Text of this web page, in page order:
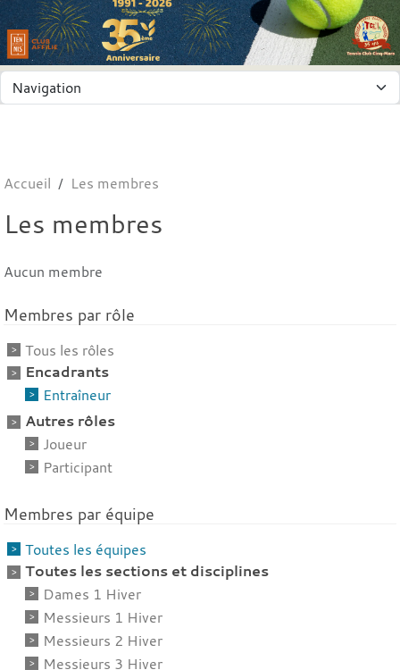
Accueil Les membres
Les membres
Aucun membre
Membres par rôle
Tous les rôles
Encadrants
Entraîneur
Autres rôles
Joueur
Participant
Membres par équipe
Toutes les équipes
Toutes les sections et disciplines
Dames 1 Hiver
Messieurs 1 Hiver
Messieurs 2 Hiver
Messieurs 3 Hiver
Panneau de gestion des cookies